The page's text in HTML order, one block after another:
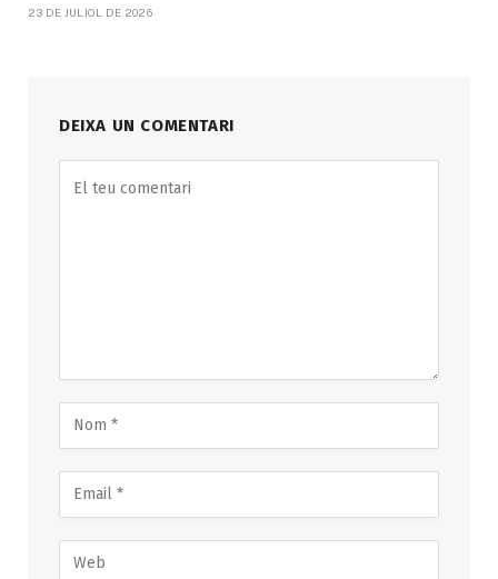
23 DE JULIOL DE 2026
DEIXA UN COMENTARI